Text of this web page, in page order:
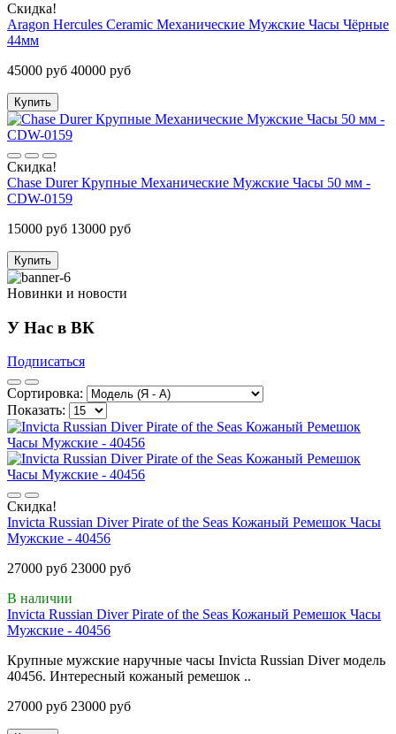
Скидка!
Aragon Hercules Ceramic Механические Мужские Часы Чёрные
44мм
45000 руб 40000 руб
Купить
Скидка!
Chase Durer Крупные Механические Мужские Часы 50 мм -
CDW-0159
15000 руб 13000 руб
Купить
Новинки и новости
У Нас в ВК
Подписаться
Сортировка:
Показать:
Скидка!
Invicta Russian Diver Pirate of the Seas Кожаный Ремешок Часы
Мужские - 40456
27000 руб 23000 руб
В наличии
Invicta Russian Diver Pirate of the Seas Кожаный Ремешок Часы
Мужские - 40456
Крупные мужские наручные часы Invicta Russian Diver модель
40456. Интересный кожаный ремешок ..
27000 руб 23000 руб